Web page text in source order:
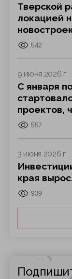
Тверской
локацией
542
9 июня 2026 г
С января
проектов,
557
3 июня 2026 г
края
939